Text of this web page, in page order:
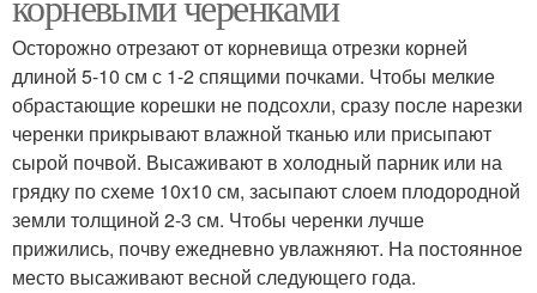
Осторожно отрезают от корневища отрезки корней
длиной 5-10 см с 1-2 спящими почками. Чтобы мелкие
обрастающие корешки не подсохли, сразу после нарезки
черенки прикрывают влажной тканью или присыпают
сырой почвой. Высаживают в холодный парник или на
грядку по схеме 10х10 см, засыпают слоем плодородной
земли толщиной 2-3 см. Чтобы черенки лучше
прижились, почву ежедневно увлажняют. На постоянное
место высаживают весной следующего года.